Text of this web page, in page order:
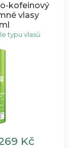
kofeinový
vlasy
typu vlasů
Kč